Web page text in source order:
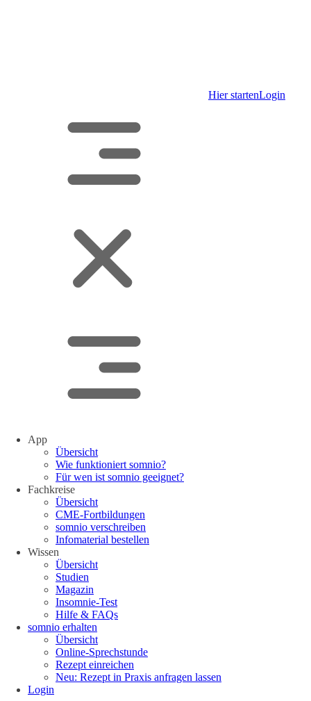
Hier startenLogin
App
Übersicht
Wie funktioniert somnio?
Für wen ist somnio geeignet?
Fachkreise
Übersicht
CME-Fortbildungen
somnio verschreiben
Infomaterial bestellen
Wissen
Übersicht
Studien
Magazin
Insomnie-Test
Hilfe & FAQs
somnio erhalten
Übersicht
Online-Sprechstunde
Rezept einreichen
Neu: Rezept in Praxis anfragen lassen
Login